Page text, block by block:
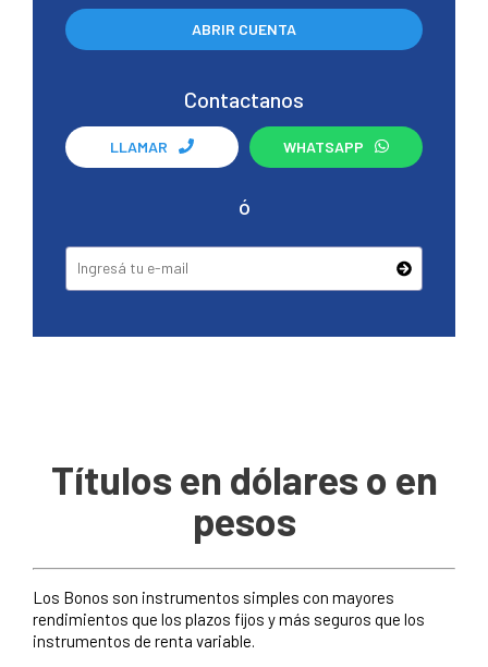
ABRIR CUENTA
Contactanos
LLAMAR WHATSAPP
ó
Títulos en dólares o en
pesos
Los Bonos son instrumentos simples con mayores
rendimientos que los plazos fijos y más seguros que los
instrumentos de renta variable.